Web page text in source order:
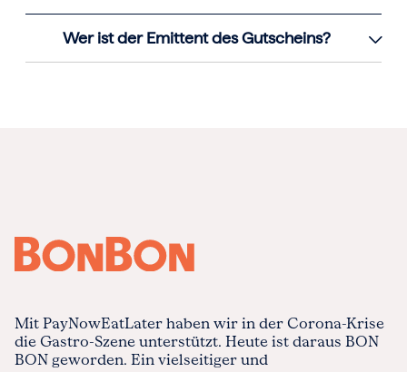
Wer ist der Emittent des Gutscheins?
Mit PayNowEatLater haben wir in der Corona-Krise
die Gastro-Szene unterstützt. Heute ist daraus BON
BON geworden. Ein vielseitiger und